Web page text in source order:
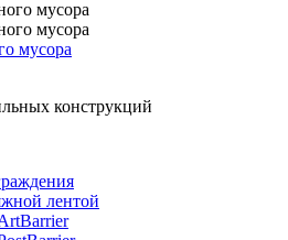
мусора
лентой